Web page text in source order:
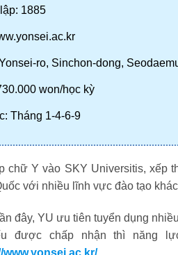
1885
ro, Sinchon-dong,
won/học kỳ
Tháng 1-4-6-9
chữ Y vào SKY Universitis, xếp
với nhiều lĩnh vực đào tạo
đây, YU ưu tiên tuyển dụng
được chấp nhận thì năng
www.yonsei.ac.kr/